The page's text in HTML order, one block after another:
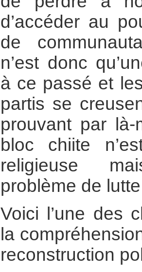
d’accéder au
de
n’est donc
à ce passé et
partis se
prouvant par là-
bloc chiite
religieuse
problème de
Voici l’une des
la
reconstruction